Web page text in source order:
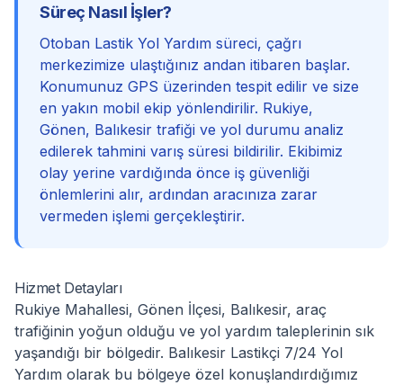
Süreç Nasıl İşler?
Otoban Lastik Yol Yardım süreci, çağrı
merkezimize ulaştığınız andan itibaren başlar.
Konumunuz GPS üzerinden tespit edilir ve size
en yakın mobil ekip yönlendirilir. Rukiye,
Gönen, Balıkesir trafiği ve yol durumu analiz
edilerek tahmini varış süresi bildirilir. Ekibimiz
olay yerine vardığında önce iş güvenliği
önlemlerini alır, ardından aracınıza zarar
vermeden işlemi gerçekleştirir.
Hizmet Detayları
Rukiye Mahallesi, Gönen İlçesi, Balıkesir, araç
trafiğinin yoğun olduğu ve yol yardım taleplerinin sık
yaşandığı bir bölgedir. Balıkesir Lastikçi 7/24 Yol
Yardım olarak bu bölgeye özel konuşlandırdığımız